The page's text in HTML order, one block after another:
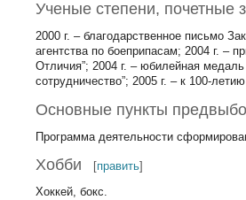
Ученые степени, почетные
2000 г. – благодарственное письмо
агентства по боеприпасам; 2004 г. –
Отличия”; 2004 г. – юбилейная
сотрудничество”; 2005 г. – к 100-
Основные пункты
Программа деятельности
Хобби [править]
Хоккей, бокс.